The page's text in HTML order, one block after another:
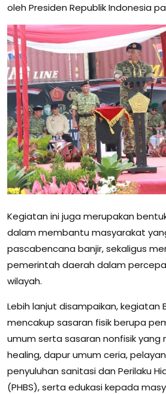
oleh Presiden Republik Indonesia
Kegiatan ini juga merupakan
dalam membantu masyarakat
pascabencana banjir, sekaligus
pemerintah daerah dalam
wilayah.
Lebih lanjut disampaikan, kegiatan
mencakup sasaran fisik berupa
umum serta sasaran nonfisik yang
healing, dapur umum ceria,
penyuluhan sanitasi dan Perilaku
(PHBS), serta edukasi kepada